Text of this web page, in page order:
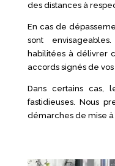
des distances à
En cas de
sont
habilitées à délivrer
accords signés de vos
Dans certains cas,
fastidieuses. Nous
démarches de mise à